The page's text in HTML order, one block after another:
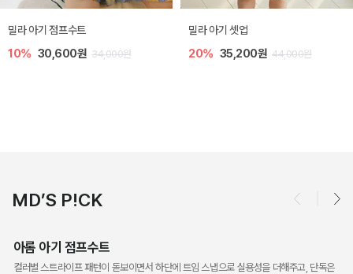
토닉 아기 민소매 티셔츠
20% 11,200원 14,000원
베티 니트 아기 민소매 티셔츠
10% 24,300원 27,000원
MD’S P!CK
아롬 아기 점프수트
컬러별 스트라이프 패턴이 돋보이면서 하단에 트임 스냅으로 실용성을 더해주고, 단독은